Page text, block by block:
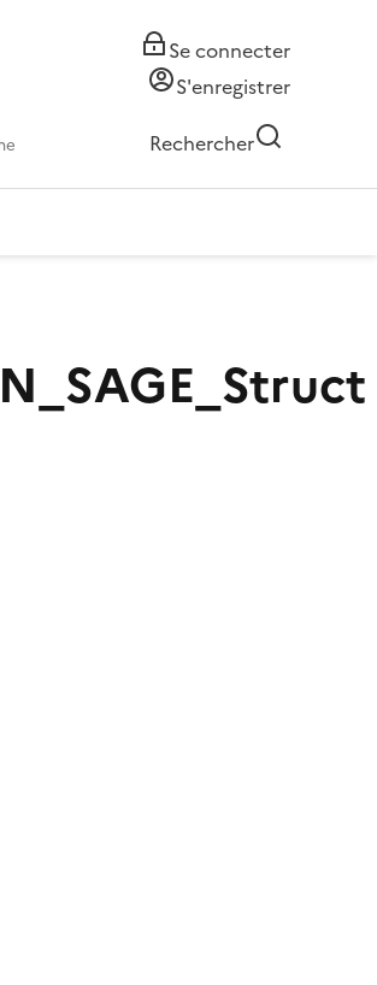
Se connecter
S'enregistrer
Rechercher